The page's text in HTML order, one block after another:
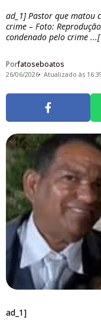
ad_1] Pastor que matou
crime – Foto:
condenado pelo crime
Porfatoseboatos
26/06/2026 Atualizado às
ad_1]